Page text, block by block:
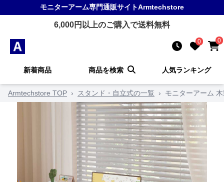
モニターアーム専門通販サイトArmtechstore
6,000円以上のご購入で送料無料
0 0
新着商品 商品を検索 人気ランキング
Armtechstore TOP › スタンド・自立式の一覧 › モニターアーム